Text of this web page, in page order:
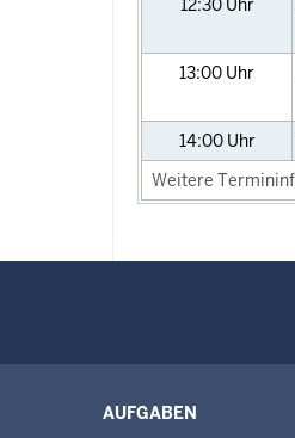
12:30 Uhr
13:00 Uhr
14:00 Uhr
Weitere
AUFGABEN